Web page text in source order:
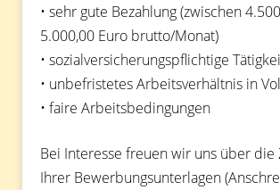
• sehr gute Bezahlung (zwischen
5.000,00 Euro brutto/Monat)
• sozialversicherungspflichtige
• unbefristetes Arbeitsverhältnis in
• faire Arbeitsbedingungen
Bei Interesse freuen wir uns über die
Ihrer Bewerbungsunterlagen